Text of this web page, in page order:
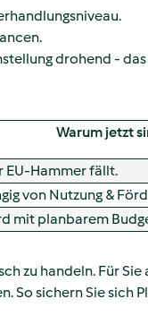
drohend -
Warum jetzt
EU-Hammer fällt.
von Nutzung &
mit planbarem
zu handeln. Für
So sichern Sie